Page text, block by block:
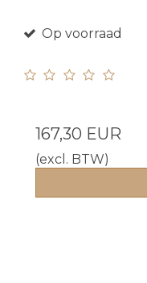
Op voorraad
167,30 EUR
(excl. BTW)